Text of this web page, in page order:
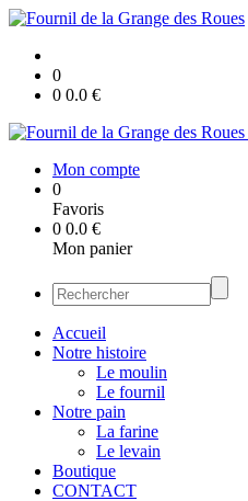
0
0 0.0 €
Mon compte
0
Favoris
0 0.0 €
Mon panier
Accueil
Notre histoire
Le moulin
Le fournil
Notre pain
La farine
Le levain
Boutique
CONTACT